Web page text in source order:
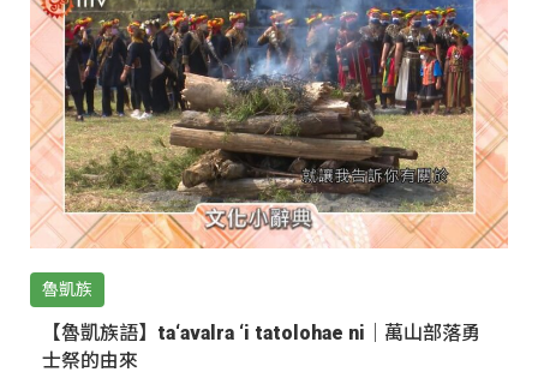
魯凱族
【魯凱族語】ta‘avalra ‘i tatolohae ni｜萬山部落勇
士祭的由來